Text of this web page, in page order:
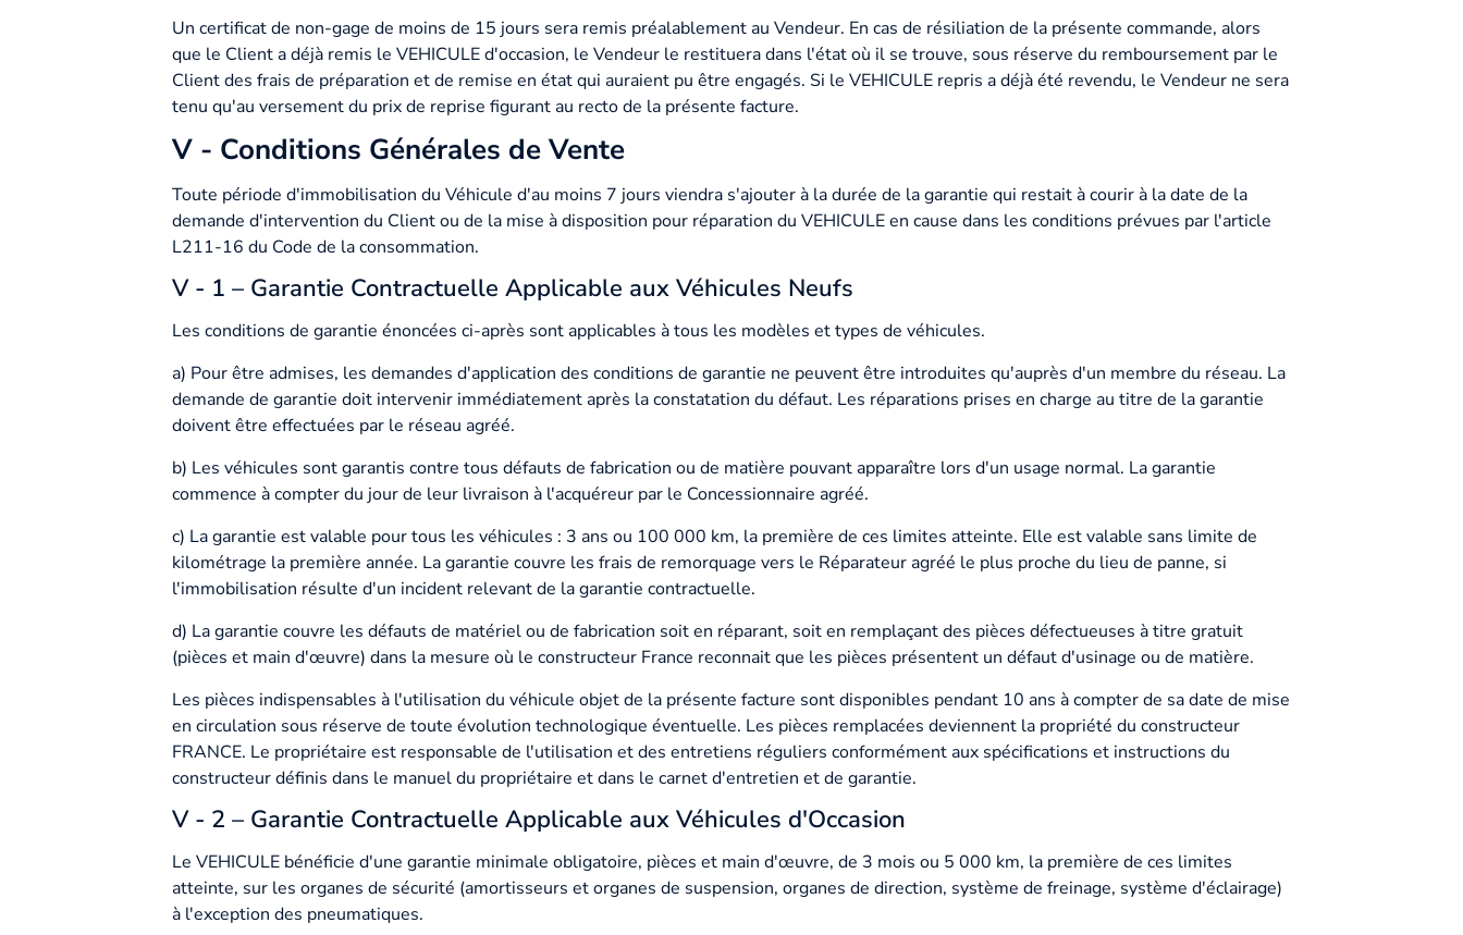
Un certificat de non-gage de moins de 15 jours sera remis préalablement au Vendeur. En cas de résiliation de la présente commande, alors
que le Client a déjà remis le VEHICULE d'occasion, le Vendeur le restituera dans l'état où il se trouve, sous réserve du remboursement par le
Client des frais de préparation et de remise en état qui auraient pu être engagés. Si le VEHICULE repris a déjà été revendu, le Vendeur ne sera
tenu qu'au versement du prix de reprise figurant au recto de la présente facture.
V - Conditions Générales de Vente
Toute période d'immobilisation du Véhicule d'au moins 7 jours viendra s'ajouter à la durée de la garantie qui restait à courir à la date de la
demande d'intervention du Client ou de la mise à disposition pour réparation du VEHICULE en cause dans les conditions prévues par l'article
L211-16 du Code de la consommation.
V - 1 – Garantie Contractuelle Applicable aux Véhicules Neufs
Les conditions de garantie énoncées ci-après sont applicables à tous les modèles et types de véhicules.
a) Pour être admises, les demandes d'application des conditions de garantie ne peuvent être introduites qu'auprès d'un membre du réseau. La
demande de garantie doit intervenir immédiatement après la constatation du défaut. Les réparations prises en charge au titre de la garantie
doivent être effectuées par le réseau agréé.
b) Les véhicules sont garantis contre tous défauts de fabrication ou de matière pouvant apparaître lors d'un usage normal. La garantie
commence à compter du jour de leur livraison à l'acquéreur par le Concessionnaire agréé.
c) La garantie est valable pour tous les véhicules : 3 ans ou 100 000 km, la première de ces limites atteinte. Elle est valable sans limite de
kilométrage la première année. La garantie couvre les frais de remorquage vers le Réparateur agréé le plus proche du lieu de panne, si
l'immobilisation résulte d'un incident relevant de la garantie contractuelle.
d) La garantie couvre les défauts de matériel ou de fabrication soit en réparant, soit en remplaçant des pièces défectueuses à titre gratuit
(pièces et main d'œuvre) dans la mesure où le constructeur France reconnait que les pièces présentent un défaut d'usinage ou de matière.
Les pièces indispensables à l'utilisation du véhicule objet de la présente facture sont disponibles pendant 10 ans à compter de sa date de mise
en circulation sous réserve de toute évolution technologique éventuelle. Les pièces remplacées deviennent la propriété du constructeur
FRANCE. Le propriétaire est responsable de l'utilisation et des entretiens réguliers conformément aux spécifications et instructions du
constructeur définis dans le manuel du propriétaire et dans le carnet d'entretien et de garantie.
V - 2 – Garantie Contractuelle Applicable aux Véhicules d'Occasion
Le VEHICULE bénéficie d'une garantie minimale obligatoire, pièces et main d'œuvre, de 3 mois ou 5 000 km, la première de ces limites
atteinte, sur les organes de sécurité (amortisseurs et organes de suspension, organes de direction, système de freinage, système d'éclairage)
à l'exception des pneumatiques.